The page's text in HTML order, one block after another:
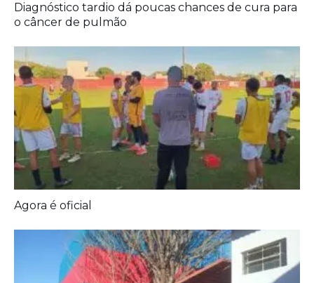
Diagnóstico tardio dá poucas chances de cura para
o câncer de pulmão
Agora é oficial